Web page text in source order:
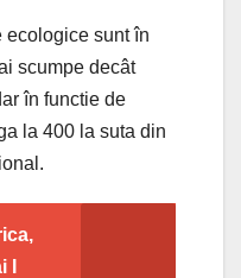
ecologice sunt în
scumpe decât
în functie de
la 400 la suta din